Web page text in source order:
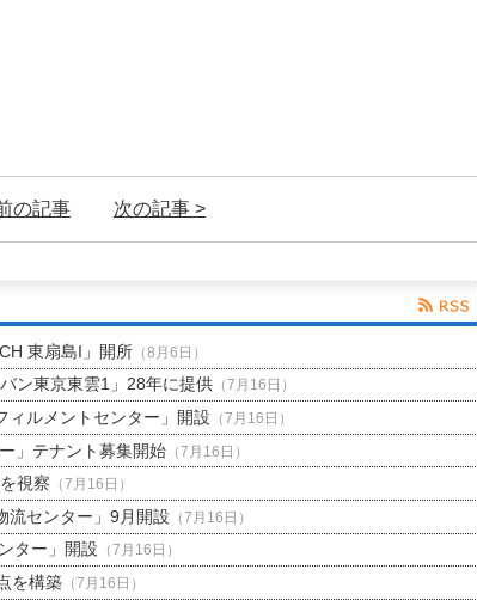
の記事 次の記事 >
東扇島I」開所（8月6日）
ン東京東雲1」28年に提供（7月16日）
ルメントセンター」開設 （7月16日）
」テナント募集開始（7月16日）
視察 （7月16日）
センター」9月開設 （7月16日）
ター」開設 （7月16日）
を構築（7月16日）